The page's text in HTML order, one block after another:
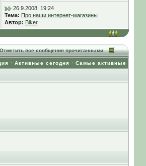
26.9.2008, 19:24
Тема: Про наши интернет-магазины
Автор: Biker
все сообщения прочитанными
· Активные сегодня · Самые активные